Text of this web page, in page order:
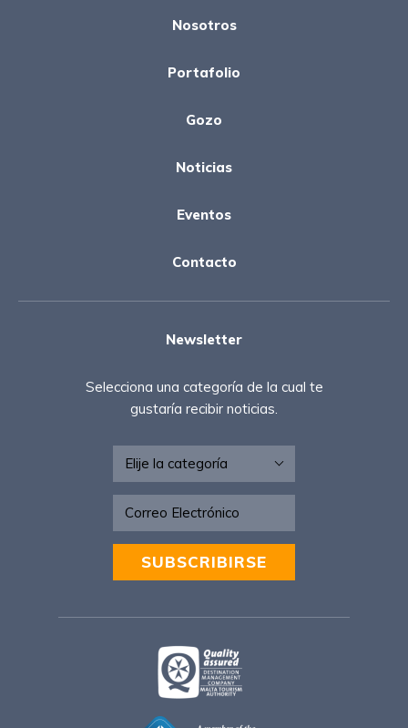
Nosotros
Portafolio
Gozo
Noticias
Eventos
Contacto
Newsletter
Selecciona una categoría de la cual te
gustaría recibir noticias.
Newsletter - ESP
SUBSCRIBIRSE